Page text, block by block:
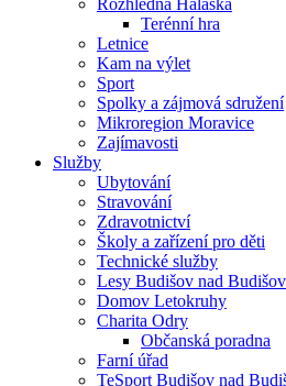
Rozhledna Halaška
Terénní hra
Letnice
Kam na výlet
Sport
Spolky a zájmová sdružení
Mikroregion Moravice
Zajímavosti
Služby
Ubytování
Stravování
Zdravotnictví
Školy a zařízení pro děti
Technické služby
Lesy Budišov nad
Domov Letokruhy
Charita Odry
Občanská poradna
Farní úřad
TeSport Budišov nad